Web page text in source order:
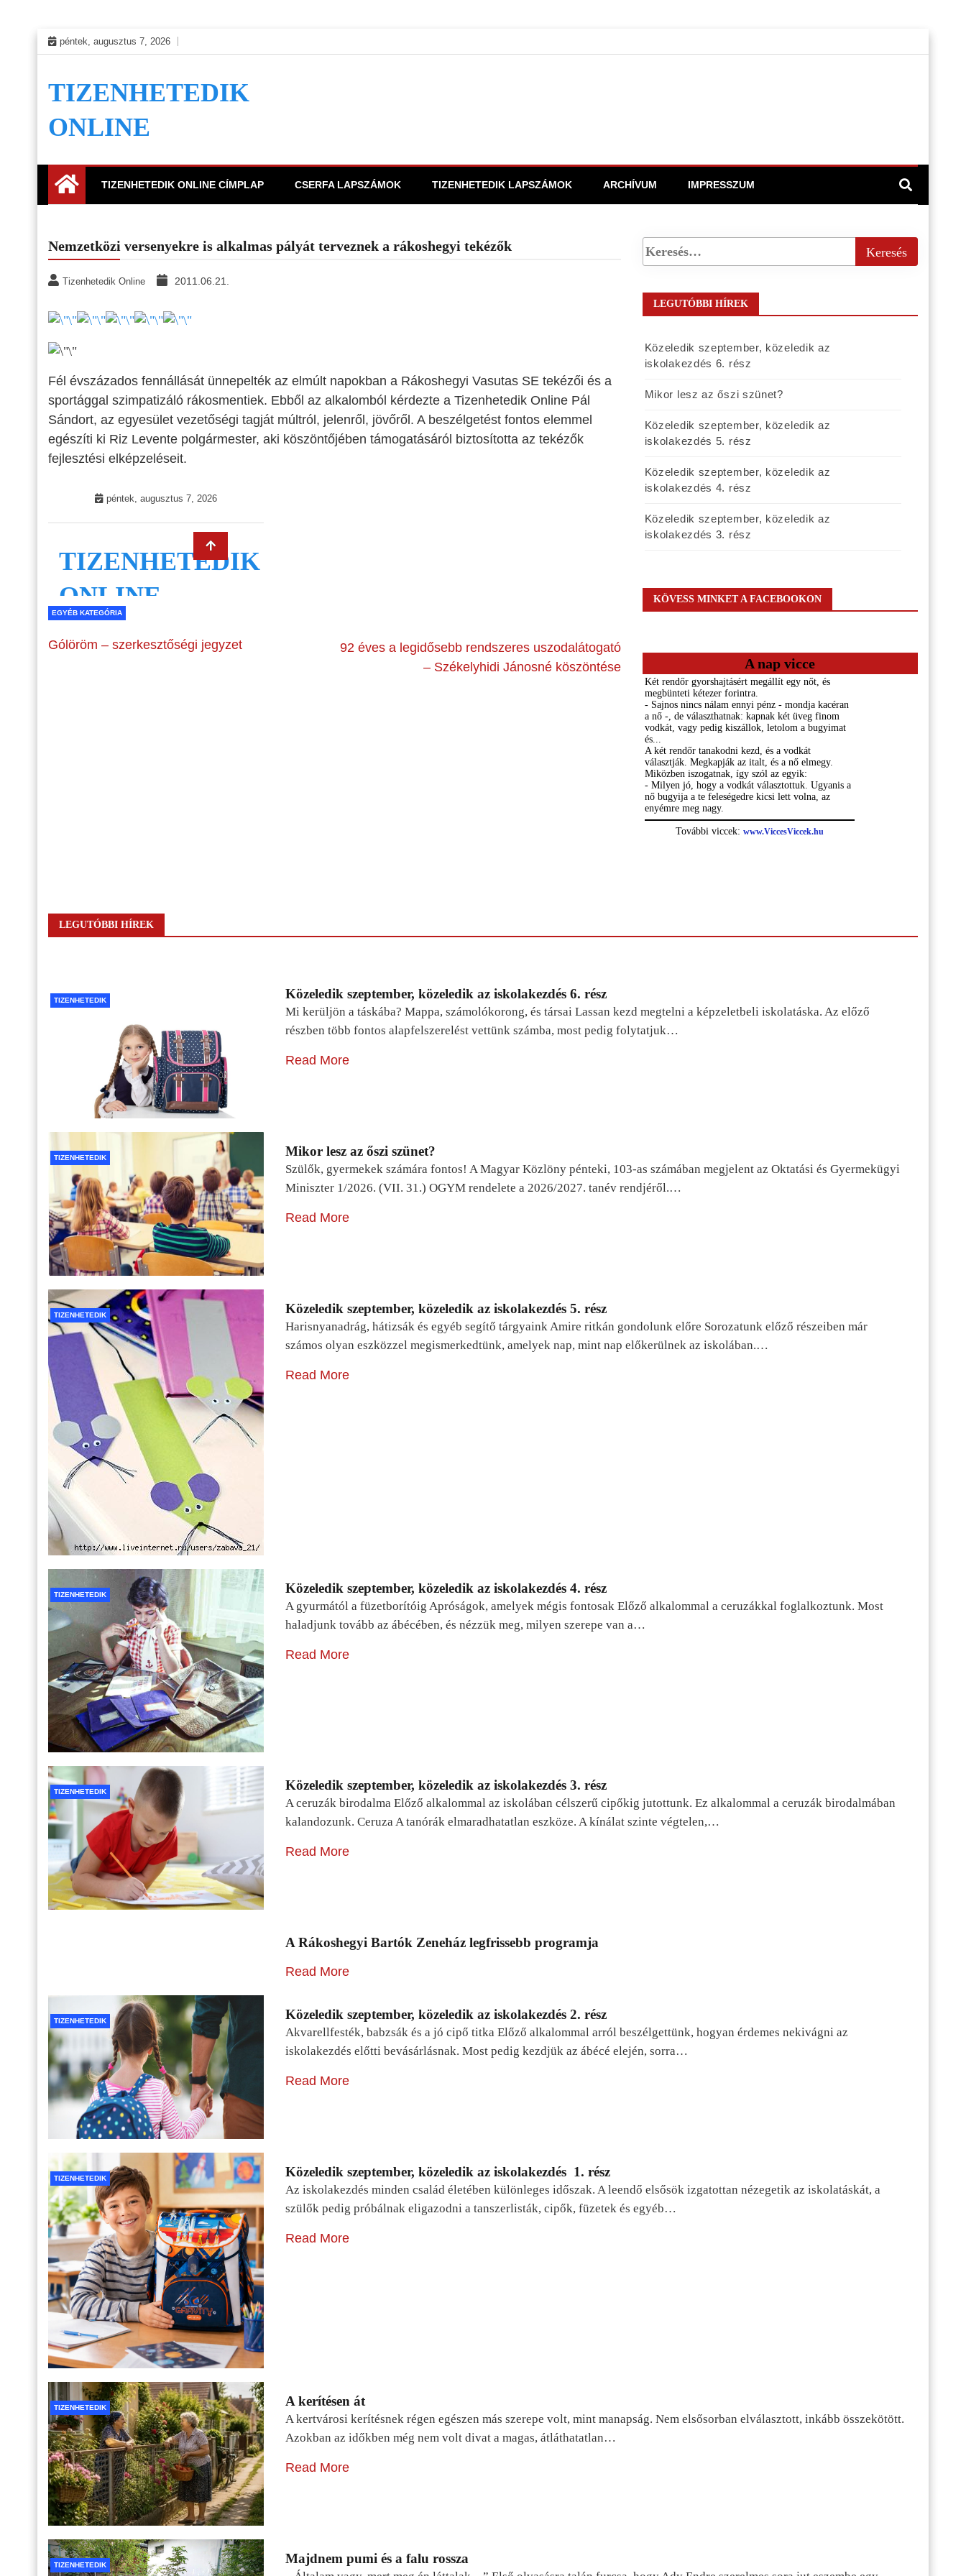
Skip
to
péntek, augusztus 7, 2026
TIZENHETEDIK
ONLINE
TIZENHETEDIK ONLINE CÍMPLAP CSERFA LAPSZÁMOK TIZENHETEDIK LAPSZÁMOK ARCHÍVUM IMPRESSZUM
Nemzetközi versenyekre is alkalmas pályát terveznek a rákoshegyi tekézők
Tizenhetedik Online 2011.06.21.
Fél évszázados fennállását ünnepelték az elmúlt napokban a Rákoshegyi Vasutas SE tekézői és a
sportággal szimpatizáló rákosmentiek. Ebből az alkalomból kérdezte a Tizenhetedik Online Pál
Sándort, az egyesület vezetőségi tagját múltról, jelenről, jövőről. A beszélgetést fontos elemmel
egészíti ki Riz Levente polgármester, aki köszöntőjében támogatásáról biztosította az tekézők
fejlesztési elképzeléseit.
EGYÉB KATEGÓRIA
Gólöröm – szerkesztőségi jegyzet
92 éves a legidősebb rendszeres uszodalátogató
– Székelyhidi Jánosné köszöntése
LEGUTÓBBI HÍREK
Közeledik szeptember, közeledik az
iskolakezdés 6. rész
Mikor lesz az őszi szünet?
Közeledik szeptember, közeledik az
iskolakezdés 5. rész
Közeledik szeptember, közeledik az
iskolakezdés 4. rész
Közeledik szeptember, közeledik az
iskolakezdés 3. rész
KÖVESS MINKET A FACEBOOKON
A nap vicce
LEGUTÓBBI HÍREK
TIZENHETEDIK Közeledik szeptember, közeledik az iskolakezdés 6. rész
Mi kerüljön a táskába? Mappa, számolókorong, és társai Lassan kezd megtelni a képzeletbeli iskolatáska. Az előző
részben több fontos alapfelszerelést vettünk számba, most pedig folytatjuk…
Read More
TIZENHETEDIK Mikor lesz az őszi szünet?
Szülők, gyermekek számára fontos! A Magyar Közlöny pénteki, 103-as számában megjelent az Oktatási és Gyermekügyi
Miniszter 1/2026. (VII. 31.) OGYM rendelete a 2026/2027. tanév rendjéről.…
Read More
TIZENHETEDIK Közeledik szeptember, közeledik az iskolakezdés 5. rész
Harisnyanadrág, hátizsák és egyéb segítő tárgyaink Amire ritkán gondolunk előre Sorozatunk előző részeiben már
számos olyan eszközzel megismerkedtünk, amelyek nap, mint nap előkerülnek az iskolában.…
Read More
TIZENHETEDIK Közeledik szeptember, közeledik az iskolakezdés 4. rész
A gyurmától a füzetborítóig Apróságok, amelyek mégis fontosak Előző alkalommal a ceruzákkal foglalkoztunk. Most
haladjunk tovább az ábécében, és nézzük meg, milyen szerepe van a…
Read More
TIZENHETEDIK Közeledik szeptember, közeledik az iskolakezdés 3. rész
A ceruzák birodalma Előző alkalommal az iskolában célszerű cipőkig jutottunk. Ez alkalommal a ceruzák birodalmában
kalandozunk. Ceruza A tanórák elmaradhatatlan eszköze. A kínálat szinte végtelen,…
Read More
A Rákoshegyi Bartók Zeneház legfrissebb programja
Read More
TIZENHETEDIK Közeledik szeptember, közeledik az iskolakezdés 2. rész
Akvarellfesték, babzsák és a jó cipő titka Előző alkalommal arról beszélgettünk, hogyan érdemes nekivágni az
iskolakezdés előtti bevásárlásnak. Most pedig kezdjük az ábécé elején, sorra…
Read More
TIZENHETEDIK Közeledik szeptember, közeledik az iskolakezdés 1. rész
Az iskolakezdés minden család életében különleges időszak. A leendő elsősök izgatottan nézegetik az iskolatáskát, a
szülők pedig próbálnak eligazodni a tanszerlisták, cipők, füzetek és egyéb…
Read More
TIZENHETEDIK A kerítésen át
A kertvárosi kerítésnek régen egészen más szerepe volt, mint manapság. Nem elsősorban elválasztott, inkább összekötött.
Azokban az időkben még nem volt divat a magas, átláthatatlan…
Read More
TIZENHETEDIK Majdnem pumi és a falu rossza